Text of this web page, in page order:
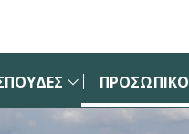
ΠΡΟΣΩΠΙΚΟ